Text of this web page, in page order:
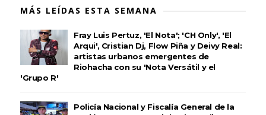
MÁS LEÍDAS ESTA SEMANA
Fray Luis Pertuz, 'El Nota'; 'CH Only', 'El
Arqui', Cristian Dj, Flow Piña y Deivy Real:
artistas urbanos emergentes de
Riohacha con su 'Nota Versátil y el
'Grupo R'
Policía Nacional y Fiscalía General de la